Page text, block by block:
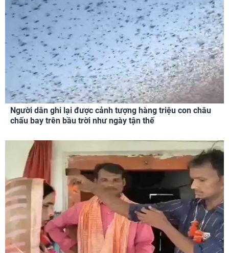
Người dân ghi lại được cảnh tượng hàng triệu con châu
chấu bay trên bầu trời như ngày tận thế